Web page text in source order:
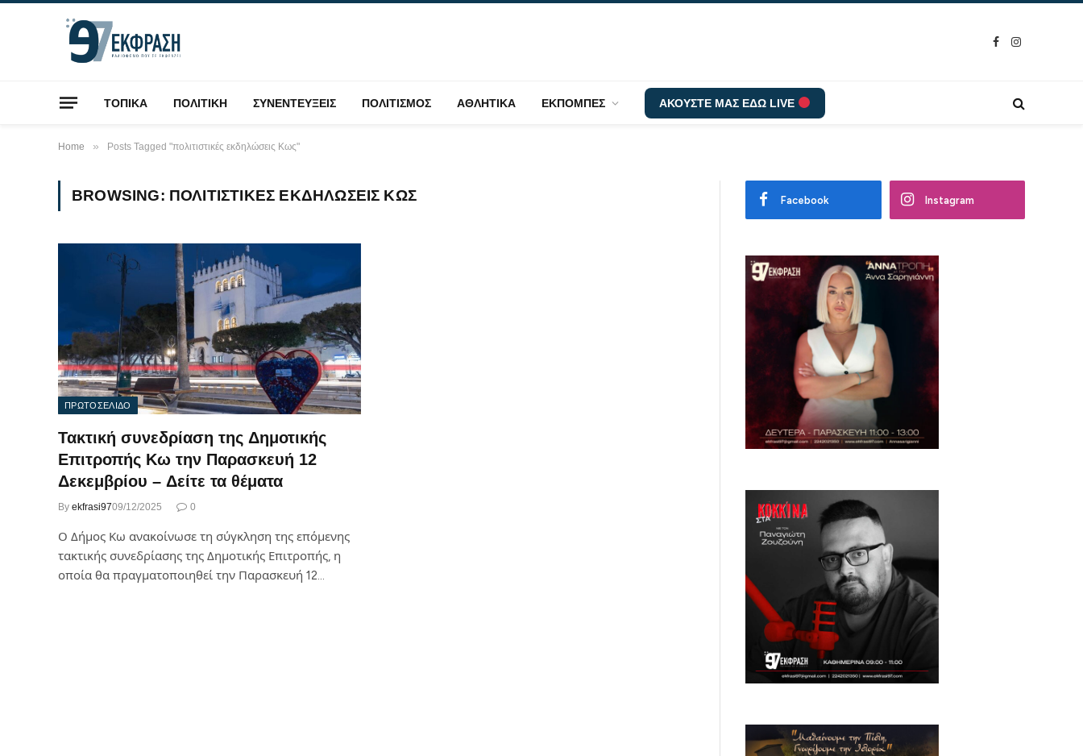
Facebook
Instagram
ΤΟΠΙΚΑ ΠΟΛΙΤΙΚΗ ΣΥΝΕΝΤΕΥΞΕΙΣ ΠΟΛΙΤΙΣΜΟΣ ΑΘΛΗΤΙΚΑ ΕΚΠΟΜΠΕΣ ΑΚΟΥΣΤΕ ΜΑΣ ΕΔΩ LIVE
Home » Posts Tagged "πολιτιστικές εκδηλώσεις Κως"
BROWSING: ΠΟΛΙΤΙΣΤΙΚΈΣ ΕΚΔΗΛΏΣΕΙΣ ΚΩΣ
ΠΡΩΤΟΣΕΛΙΔΟ
Τακτική συνεδρίαση της Δημοτικής
Επιτροπής Κω την Παρασκευή 12
Δεκεμβρίου – Δείτε τα θέματα
By ekfrasi9709/12/2025 0
Ο Δήμος Κω ανακοίνωσε τη σύγκληση της επόμενης
τακτικής συνεδρίασης της Δημοτικής Επιτροπής, η
οποία θα πραγματοποιηθεί την Παρασκευή 12…
Facebook Instagram